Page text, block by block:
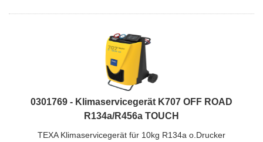
0301769 - Klimaservicegerät K707 OFF ROAD
R134a/R456a TOUCH
TEXA Klimaservicegerät für 10kg R134a o.Drucker